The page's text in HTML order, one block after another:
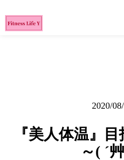
2020/
『美人体温』
～( ´